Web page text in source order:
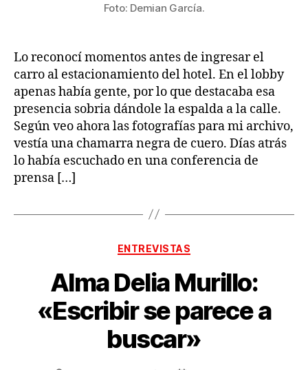
Foto: Demian García.
Lo reconocí momentos antes de ingresar el
carro al estacionamiento del hotel. En el lobby
apenas había gente, por lo que destacaba esa
presencia sobria dándole la espalda a la calle.
Según veo ahora las fotografías para mi archivo,
vestía una chamarra negra de cuero. Días atrás
lo había escuchado en una conferencia de
prensa […]
Categorías
ENTREVISTAS
Alma Delia Murillo:
«Escribir se parece a
buscar»